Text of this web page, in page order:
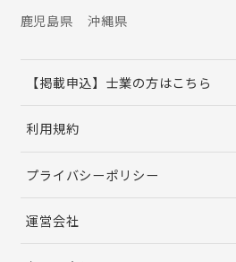
鹿児島県
沖縄県
【掲載申込】士業の方はこちら
利用規約
プライバシーポリシー
運営会社